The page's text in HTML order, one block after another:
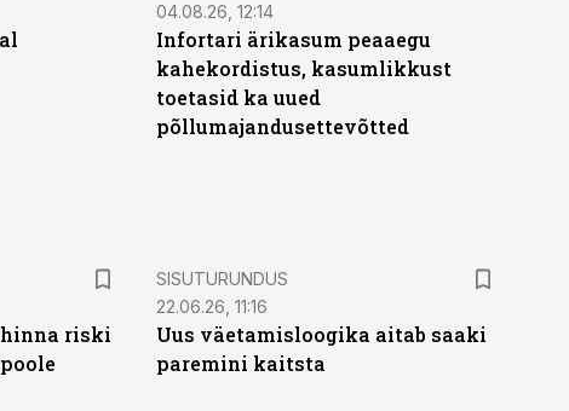
04.08.26, 12:14
Infortari ärikasum peaaegu
kahekordistus, kasumlikkust
toetasid ka uued
põllumajandusettevõtted
riski
ST
SISUTURUNDUS
22.06.26, 11:16
Uus väetamisloogika aitab saaki
paremini kaitsta